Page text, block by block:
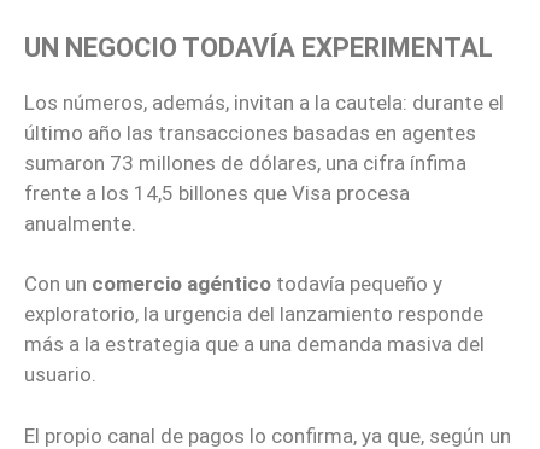
UN NEGOCIO TODAVÍA EXPERIMENTAL
Los números, además, invitan a la cautela: durante el
último año las transacciones basadas en agentes
sumaron 73 millones de dólares, una cifra ínfima
frente a los 14,5 billones que Visa procesa
anualmente.
Con un comercio agéntico todavía pequeño y
exploratorio, la urgencia del lanzamiento responde
más a la estrategia que a una demanda masiva del
usuario.
El propio canal de pagos lo confirma, ya que, según un